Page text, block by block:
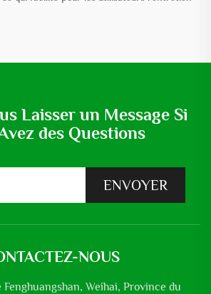
Laisser un Message Si
des Questions
ENVOYER
NOUS
Fenghuangshan, Weihai, Province du